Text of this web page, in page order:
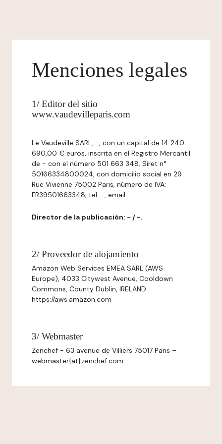
Menciones legales
1/ Editor del sitio
www.vaudevilleparis.com
Le Vaudeville SARL, -, con un capital de 14 240
690,00 € euros, inscrita en el Registro Mercantil
de - con el número 501 663 348, Siret n°
50166334800024, con domicilio social en 29
Rue Vivienne 75002 Paris, número de IVA:
FR39501663348, tel: -, email: -
Director de la publicación: - / -.
2/ Proveedor de alojamiento
Amazon Web Services EMEA SARL (AWS
Europe), 4033 Citywest Avenue, Cooldown
Commons, County Dublin, IRELAND
https://aws.amazon.com
3/ Webmaster
Zenchef - 63 avenue de Villiers 75017 Paris –
webmaster{at}zenchef.com